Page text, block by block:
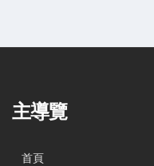
主導覽
首頁